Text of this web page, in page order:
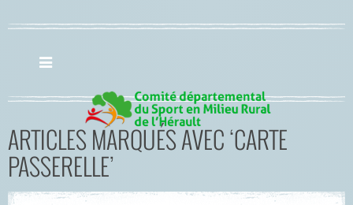
ARTICLES MARQUÉS AVEC ‘CARTE
PASSERELLE’